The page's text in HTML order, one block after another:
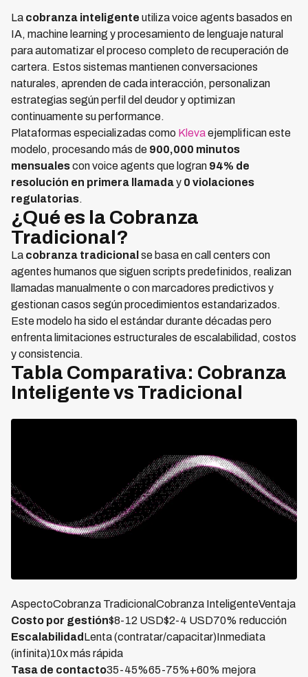
La cobranza inteligente utiliza voice agents basados en
IA, machine learning y procesamiento de lenguaje natural
para automatizar el proceso completo de recuperación de
cartera. Estos sistemas mantienen conversaciones
naturales, aprenden de cada interacción, personalizan
estrategias según perfil del deudor y optimizan
continuamente su performance.
Plataformas especializadas como Klevaejemplifican este
modelo, procesando más de 900,000 minutos
mensualescon voice agents que logran 94% de
resolución en primera llamaday 0 violaciones
regulatorias.
¿Qué es la Cobranza
Tradicional?
La cobranza tradicional se basa en call centers con
agentes humanos que siguen scripts predefinidos, realizan
llamadas manualmente o con marcadores predictivos y
gestionan casos según procedimientos estandarizados.
Este modelo ha sido el estándar durante décadas pero
enfrenta limitaciones estructurales de escalabilidad, costos
y consistencia.
Tabla Comparativa: Cobranza
Inteligente vs Tradicional
AspectoCobranza TradicionalCobranza InteligenteVentaja
Costo por gestión$8-12 USD$2-4 USD70% reducción
Escalabilidad Lenta (contratar/capacitar)Inmediata
(infinita)10x más rápida
Tasa de contacto35-45%65-75%+60% mejora